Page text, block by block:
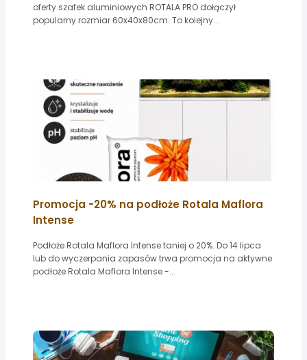
oferty szafek aluminiowych ROTALA PRO dołączył
popularny rozmiar 60x40x80cm. To kolejny...
Promocja -20% na podłoże Rotala Maflora
Intense
Podłoże Rotala Maflora Intense taniej o 20%. Do 14 lipca
lub do wyczerpania zapasów trwa promocja na aktywne
podłoże Rotala Maflora Intense -...